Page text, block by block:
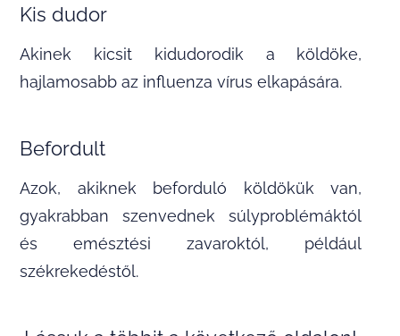
Kis dudor
Akinek kicsit kidudorodik a köldöke,
hajlamosabb az influenza vírus elkapására.
Befordult
Azok, akiknek beforduló köldökük van,
gyakrabban szenvednek súlyproblémáktól
és emésztési zavaroktól, például
székrekedéstől.